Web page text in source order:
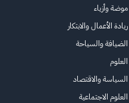
موضة وأزياء
ريادة الأعمال والابتكار
الضيافة والسياحة
العلوم
السياسة والاقتصاد
العلوم الاجتماعية